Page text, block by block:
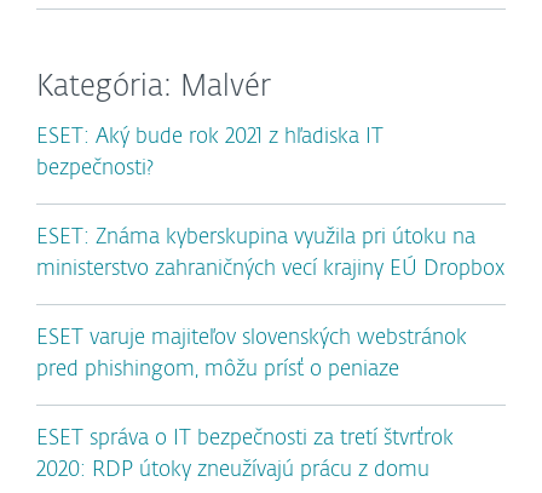
Kategória: Malvér
ESET: Aký bude rok 2021 z hľadiska IT
bezpečnosti?
ESET: Známa kyberskupina využila pri útoku na
ministerstvo zahraničných vecí krajiny EÚ Dropbox
ESET varuje majiteľov slovenských webstránok
pred phishingom, môžu prísť o peniaze
ESET správa o IT bezpečnosti za tretí štvrťrok
2020: RDP útoky zneužívajú prácu z domu